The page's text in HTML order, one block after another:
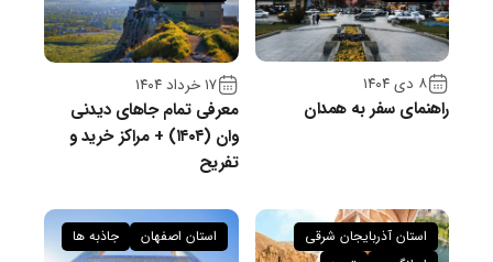
۸ دی ۱۴۰۴
راهنمای سفر به همدان
۱۷ خرداد ۱۴۰۴
معرفی تمام جاهای دیدنی
وان (۱۴۰۴) + مراکز خرید و
تفریح
استان آذربایجان شرقی
استان اصفهان جاذبه ها